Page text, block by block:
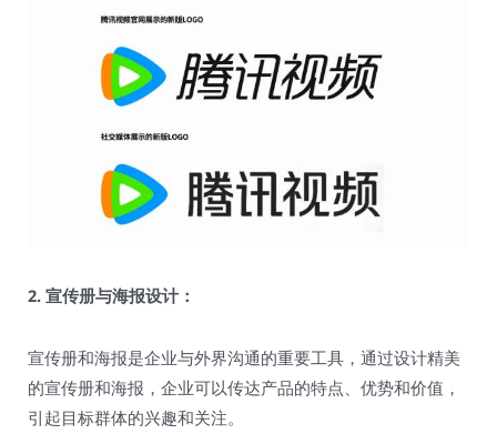
2. 宣传册与海报设计：
宣传册和海报是企业与外界沟通的重要工具，通过设计精美
的宣传册和海报，企业可以传达产品的特点、优势和价值，
引起目标群体的兴趣和关注。